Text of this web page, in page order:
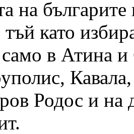
на
като
в Атина
Родос и на